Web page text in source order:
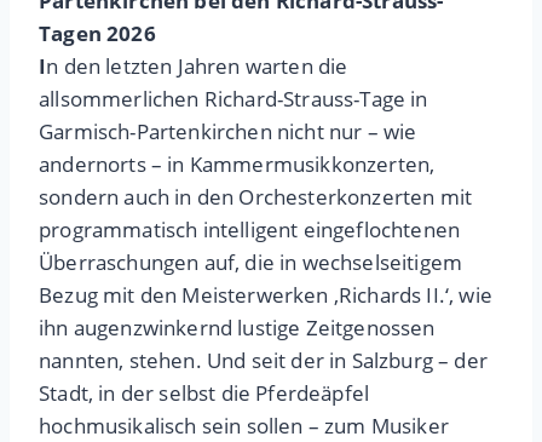
Tagen 2026
In den letzten Jahren warten die
allsommerlichen Richard-Strauss-Tage in
Garmisch-Partenkirchen nicht nur – wie
andernorts – in Kammermusikkonzerten,
sondern auch in den Orchesterkonzerten mit
programmatisch intelligent eingeflochtenen
Überraschungen auf, die in wechselseitigem
Bezug mit den Meisterwerken ‚Richards II.‘, wie
ihn augenzwinkernd lustige Zeitgenossen
nannten, stehen. Und seit der in Salzburg – der
Stadt, in der selbst die Pferdeäpfel
hochmusikalisch sein sollen – zum Musiker